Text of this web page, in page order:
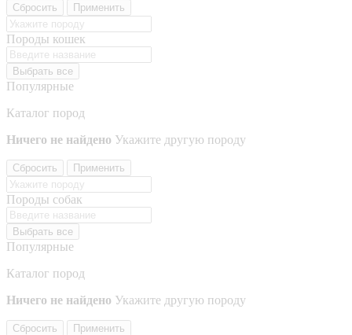
Сбросить Применить
Породы кошек
Выбрать все
Популярные
Каталог пород
Ничего не найдено Укажите другую породу
Сбросить Применить
Породы собак
Выбрать все
Популярные
Каталог пород
Ничего не найдено Укажите другую породу
Сбросить Применить